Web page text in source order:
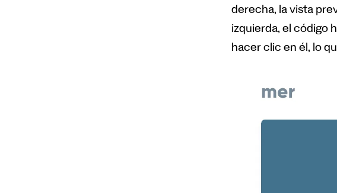
derecha, la vista
izquierda, el código
hacer clic en él, lo